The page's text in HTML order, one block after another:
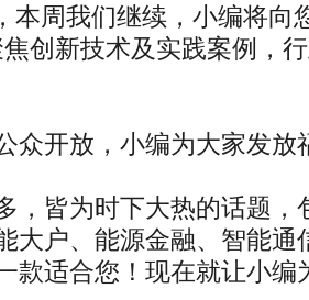
本周我们继续，小编将向
创新技术及实践案例，
众开放，小编为大家发放
，皆为时下大热的话题，
大户、能源金融、智能通
款适合您！现在就让小编